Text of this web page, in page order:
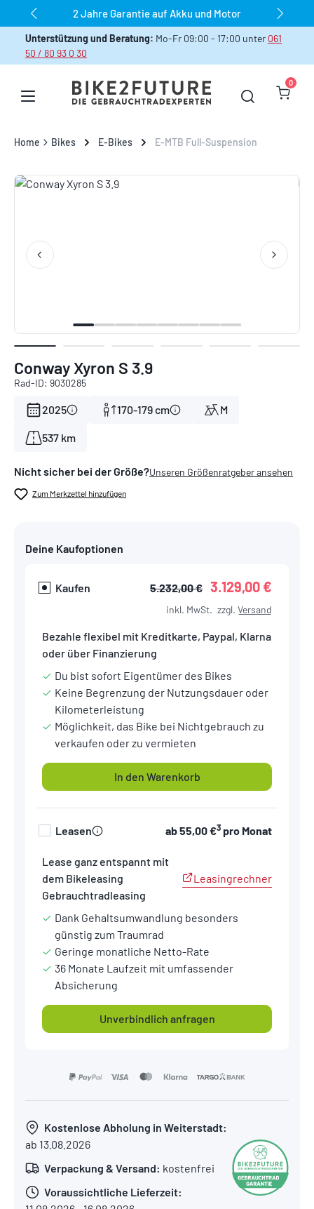
Zum Hauptinhalt springen2 Jahre Garantie auf Akku und Motor
Unterstützung und Beratung: Mo-Fr 09:00 - 17:00 unter 061
50 / 80 93 0 30
0
Home Bikes E-Bikes E-MTB Full-Suspension
Bildergalerie überspringen
Conway Xyron S 3.9
Rad-ID: 9030285
2025 170-179 cm M
537 km
Nicht sicher bei der Größe?Unseren Größenratgeber ansehen
Zum Merkzettel hinzufügen
Deine Kaufoptionen
Kaufen 5.232,00 € 3.129,00 €
inkl. MwSt. zzgl. Versand
Bezahle flexibel mit Kreditkarte, Paypal, Klarna
oder über Finanzierung
Du bist sofort Eigentümer des Bikes
Keine Begrenzung der Nutzungsdauer oder
Kilometerleistung
Möglichkeit, das Bike bei Nichtgebrauch zu
verkaufen oder zu vermieten
In den Warenkorb
Leasen ab55,00 €3 pro Monat
Lease ganz entspannt mit
dem Bikeleasing
Gebrauchtradleasing
Leasingrechner
Dank Gehaltsumwandlung besonders
günstig zum Traumrad
Geringe monatliche Netto-Rate
36 Monate Laufzeit mit umfassender
Absicherung
Unverbindlich anfragen
Kostenlose Abholung in Weiterstadt:
ab 13.08.2026
Verpackung & Versand: kostenfrei
Voraussichtliche Lieferzeit: